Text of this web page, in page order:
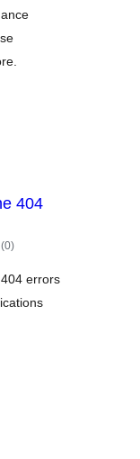
404
(0전
체
점
)
errors